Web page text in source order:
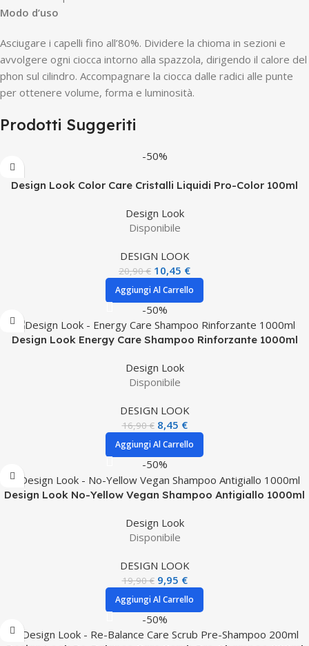
Modo d’uso
Asciugare i capelli fino all’80%. Dividere la chioma in sezioni e
avvolgere ogni ciocca intorno alla spazzola, dirigendo il calore del
phon sul cilindro. Accompagnare la ciocca dalle radici alle punte
per ottenere volume, forma e luminosità.
Prodotti Suggeriti
-50%
Design Look Color Care Cristalli Liquidi Pro-Color 100ml
Design Look
Disponibile
DESIGN LOOK
20,90€ 10,45 €
Aggiungi Al Carrello
-50%
Design Look Energy Care Shampoo Rinforzante 1000ml
Design Look
Disponibile
DESIGN LOOK
16,90€ 8,45 €
Aggiungi Al Carrello
-50%
Design Look No-Yellow Vegan Shampoo Antigiallo 1000ml
Design Look
Disponibile
DESIGN LOOK
19,90€ 9,95 €
Aggiungi Al Carrello
-50%